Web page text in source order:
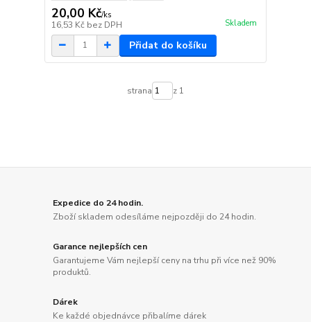
20,00 Kč/ks
16,53 Kč bez DPH Skladem
Přidat do košíku
strana z 1
Expedice do 24 hodin.
Zboží skladem odesíláme nejpozději do 24 hodin.
Garance nejlepších cen
Garantujeme Vám nejlepší ceny na trhu při více než 90%
produktů.
Dárek
Ke každé objednávce přibalíme dárek